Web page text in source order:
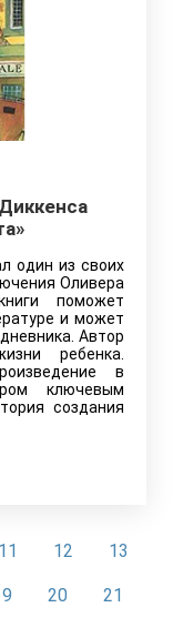
один из своих
Оливера
поможет
и может
Автор
ребенка.
в
ключевым
создания
11 12 13
20 21